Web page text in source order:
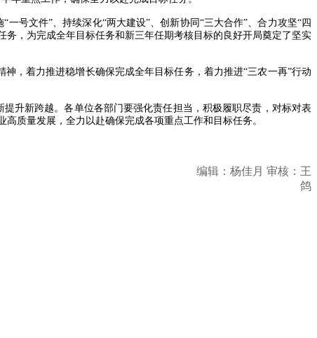
号文件”、持续深化“两大建设”、创新协同“三大合作”、合力攻坚“四
务，为完成全年目标任务和新三年任期考核目标的良好开局奠定了坚实
，着力推进稳增长确保完成全年目标任务，着力推进“三农一再”行动
升新跨越。各单位各部门要强化责任担当，积极履职尽责，对标对表
质量发展，全力以赴确保完成各项重点工作和目标任务。
编辑：杨佳月 审核：王
鸽